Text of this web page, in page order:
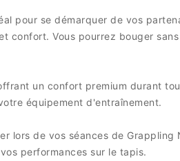
pour se démarquer de vos
Vous pourrez bouger
un confort premium durant
équipement d'entraînement.
de vos séances de
performances sur le tapis.